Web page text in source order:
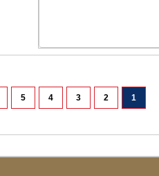
1
2
3
4
5